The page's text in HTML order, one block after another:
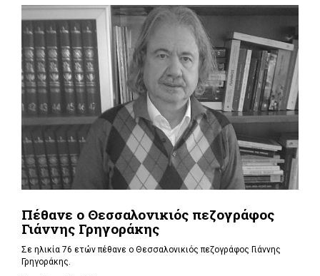
Πέθανε ο Θεσσαλονικιός πεζογράφος
Γιάννης Γρηγοράκης
Σε ηλικία 76 ετών πέθανε ο Θεσσαλονικιός πεζογράφος Γιάννης
Γρηγοράκης.